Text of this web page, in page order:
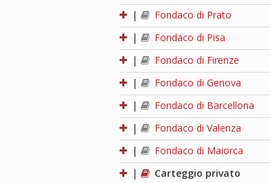
|
Fondaco di Prato
|
Fondaco di Pisa
|
Fondaco di Firenze
|
Fondaco di Genova
|
Fondaco di Barcellona
|
Fondaco di Valenza
|
Fondaco di Maiorca
|
Carteggio privato